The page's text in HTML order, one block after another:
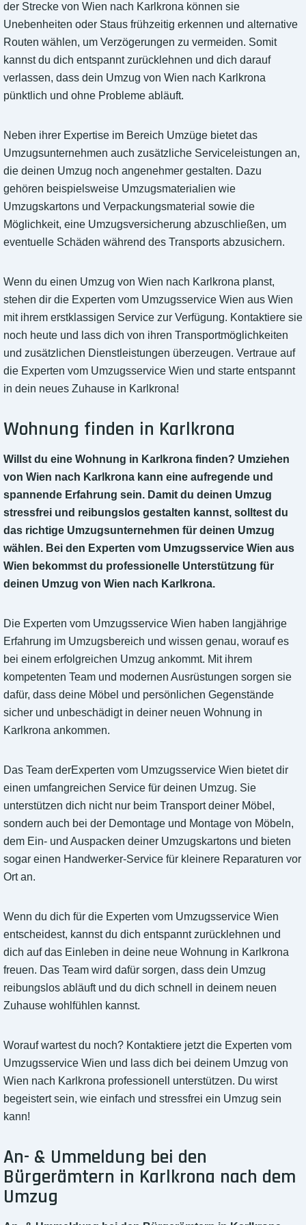
der Strecke von Wien nach Karlkrona können sie
Unebenheiten oder Staus frühzeitig erkennen und alternative
Routen wählen, um Verzögerungen zu vermeiden. Somit
kannst du dich entspannt zurücklehnen und dich darauf
verlassen, dass dein Umzug von Wien nach Karlkrona
pünktlich und ohne Probleme abläuft.
Neben ihrer Expertise im Bereich Umzüge bietet das
Umzugsunternehmen auch zusätzliche Serviceleistungen an,
die deinen Umzug noch angenehmer gestalten. Dazu
gehören beispielsweise Umzugsmaterialien wie
Umzugskartons und Verpackungsmaterial sowie die
Möglichkeit, eine Umzugsversicherung abzuschließen, um
eventuelle Schäden während des Transports abzusichern.
Wenn du einen Umzug von Wien nach Karlkrona planst,
stehen dir die Experten vom Umzugsservice Wien aus Wien
mit ihrem erstklassigen Service zur Verfügung. Kontaktiere sie
noch heute und lass dich von ihren Transportmöglichkeiten
und zusätzlichen Dienstleistungen überzeugen. Vertraue auf
die Experten vom Umzugsservice Wien und starte entspannt
in dein neues Zuhause in Karlkrona!
Wohnung finden in Karlkrona
Willst du eine Wohnung in Karlkrona finden? Umziehen
von Wien nach Karlkrona kann eine aufregende und
spannende Erfahrung sein. Damit du deinen Umzug
stressfrei und reibungslos gestalten kannst, solltest du
das richtige Umzugsunternehmen für deinen Umzug
wählen. Bei den Experten vom Umzugsservice Wien aus
Wien bekommst du professionelle Unterstützung für
deinen Umzug von Wien nach Karlkrona.
Die Experten vom Umzugsservice Wien haben langjährige
Erfahrung im Umzugsbereich und wissen genau, worauf es
bei einem erfolgreichen Umzug ankommt. Mit ihrem
kompetenten Team und modernen Ausrüstungen sorgen sie
dafür, dass deine Möbel und persönlichen Gegenstände
sicher und unbeschädigt in deiner neuen Wohnung in
Karlkrona ankommen.
Das Team derExperten vom Umzugsservice Wien bietet dir
einen umfangreichen Service für deinen Umzug. Sie
unterstützen dich nicht nur beim Transport deiner Möbel,
sondern auch bei der Demontage und Montage von Möbeln,
dem Ein- und Auspacken deiner Umzugskartons und bieten
sogar einen Handwerker-Service für kleinere Reparaturen vor
Ort an.
Wenn du dich für die Experten vom Umzugsservice Wien
entscheidest, kannst du dich entspannt zurücklehnen und
dich auf das Einleben in deine neue Wohnung in Karlkrona
freuen. Das Team wird dafür sorgen, dass dein Umzug
reibungslos abläuft und du dich schnell in deinem neuen
Zuhause wohlfühlen kannst.
Worauf wartest du noch? Kontaktiere jetzt die Experten vom
Umzugsservice Wien und lass dich bei deinem Umzug von
Wien nach Karlkrona professionell unterstützen. Du wirst
begeistert sein, wie einfach und stressfrei ein Umzug sein
kann!
An- & Ummeldung bei den
Bürgerämtern in Karlkrona nach dem
Umzug